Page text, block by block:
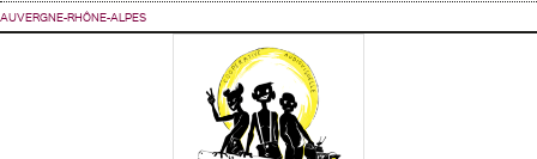
AUVERGNE-RHÔNE-ALPES